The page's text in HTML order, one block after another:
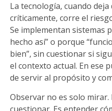
La tecnología, cuando
críticamente, corre el
Se implementan sistemas
hecho así” o porque
bien”, sin cuestionar si
el contexto actual. En ese
de servir al propósito y
Observar no es solo